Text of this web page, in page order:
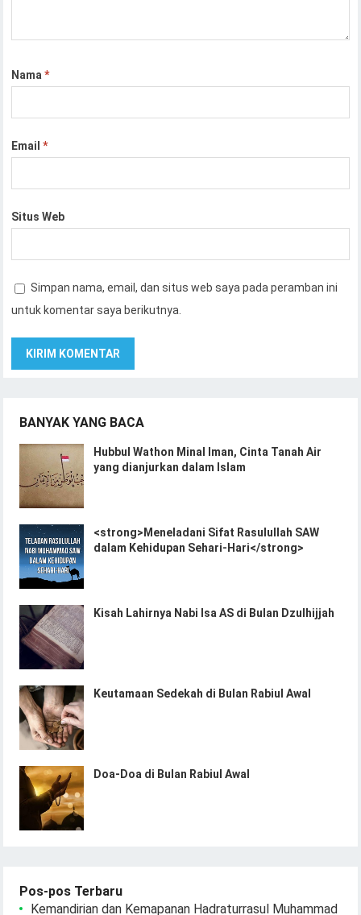
Nama*
Email*
Situs Web
Simpan nama, email, dan situs web saya pada peramban ini
untuk komentar saya berikutnya.
BANYAK YANG BACA
Hubbul Wathon Minal Iman, Cinta Tanah Air
yang dianjurkan dalam Islam
<strong>Meneladani Sifat Rasulullah SAW
dalam Kehidupan Sehari-Hari</strong>
Kisah Lahirnya Nabi Isa AS di Bulan Dzulhijjah
Keutamaan Sedekah di Bulan Rabiul Awal
Doa-Doa di Bulan Rabiul Awal
Pos-pos Terbaru
Kemandirian dan Kemapanan Hadraturrasul Muhammad